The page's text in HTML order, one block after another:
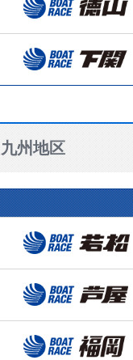
九州地区